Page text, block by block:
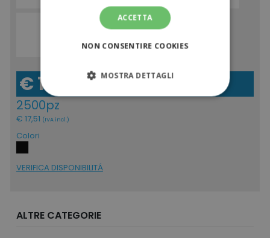
€ 37,26
€ 14,35
2500pz
€ 17,51 (IVA incl.)
Colori
VERIFICA DISPONIBILITÁ
ALTRE CATEGORIE
ACCETTA
NON CONSENTIRE COOKIES
MOSTRA DETTAGLI
NON CLASSIFICATI